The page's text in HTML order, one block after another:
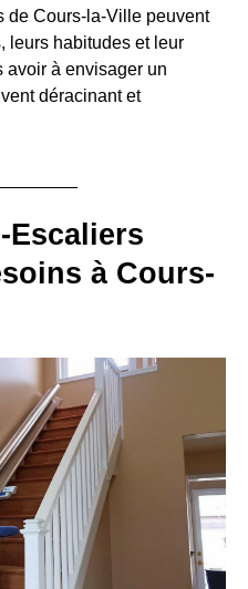
de Cours-la-Ville peuvent
leurs habitudes et leur
avoir à envisager un
déracinant et
Escaliers
à Cours-